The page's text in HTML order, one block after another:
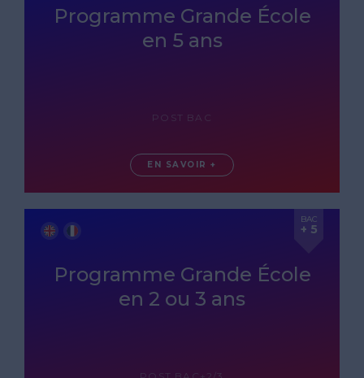
Programme Grande École
en 5 ans
POST BAC
EN SAVOIR +
BAC
+ 5
Programme Grande École
en 2 ou 3 ans